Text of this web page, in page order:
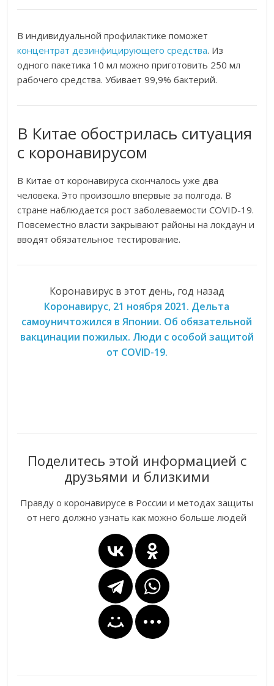
В индивидуальной профилактике поможет
концентрат дезинфицирующего средства. Из
одного пакетика 10 мл можно приготовить 250 мл
рабочего средства. Убивает 99,9% бактерий.
В Китае обострилась ситуация
с коронавирусом
В Китае от коронавируса скончалось уже два
человека. Это произошло впервые за полгода. В
стране наблюдается рост заболеваемости COVID-19.
Повсеместно власти закрывают районы на локдаун и
вводят обязательное тестирование.
Коронавирус в этот день, год назад
Коронавирус, 21 ноября 2021. Дельта
самоуничтожился в Японии. Об обязательной
вакцинации пожилых. Люди с особой защитой
от COVID-19.
Поделитесь этой информацией с
друзьями и близкими
Правду о коронавирусе в России и методах защиты
от него должно узнать как можно больше людей